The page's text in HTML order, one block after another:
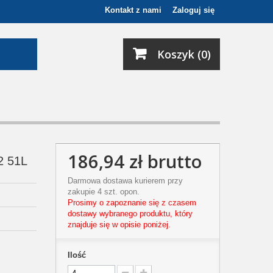
Zaloguj się
Kontakt z nami
Koszyk (0)
51L 186,94 złbrutto
Darmowa dostawa kurierem przy
zakupie 4 szt. opon.
Prosimy o zapoznanie się z czasem
dostawy wybranego produktu, który
znajduje się w opisie poniżej.
Ilość